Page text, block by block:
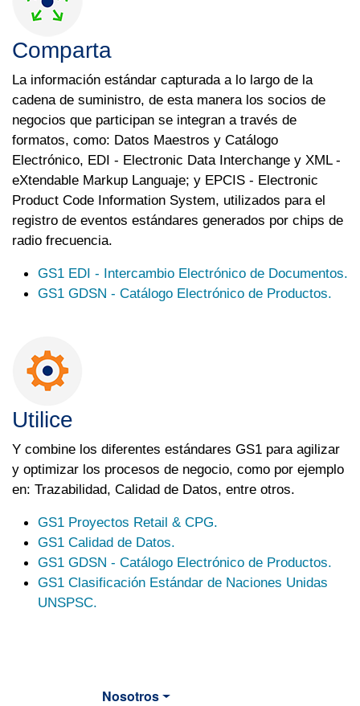
Comparta
La información estándar capturada a lo largo de la
cadena de suministro, de esta manera los socios de
negocios que participan se integran a través de
formatos, como: Datos Maestros y Catálogo
Electrónico, EDI - Electronic Data Interchange y XML -
eXtendable Markup Languaje; y EPCIS - Electronic
Product Code Information System, utilizados para el
registro de eventos estándares generados por chips de
radio frecuencia.
GS1 EDI - Intercambio Electrónico de Documentos.
GS1 GDSN - Catálogo Electrónico de Productos.
Utilice
Y combine los diferentes estándares GS1 para agilizar
y optimizar los procesos de negocio, como por ejemplo
en: Trazabilidad, Calidad de Datos, entre otros.
GS1 Proyectos Retail & CPG.
GS1 Calidad de Datos.
GS1 GDSN - Catálogo Electrónico de Productos.
GS1 Clasificación Estándar de Naciones Unidas
UNSPSC.
Nosotros